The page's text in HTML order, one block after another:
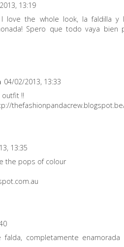
13:19
I love the whole look, la faldilla y
Spero que todo vaya bien
04/02/2013, 13:33
!!
13:35
the pops of colour
completamente enamorada